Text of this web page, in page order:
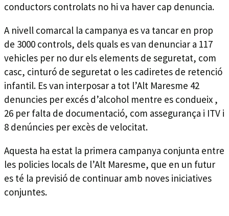
conductors controlats no hi va haver cap denuncia.
A nivell comarcal la campanya es va tancar en prop
de 3000 controls, dels quals es van denunciar a 117
vehicles per no dur els elements de seguretat, com
casc, cinturó de seguretat o les cadiretes de retenció
infantil. Es van interposar a tot l’Alt Maresme 42
denuncies per excés d’alcohol mentre es condueix ,
26 per falta de documentació, com assegurança i ITV i
8 denúncies per excès de velocitat.
Aquesta ha estat la primera campanya conjunta entre
les policies locals de l’Alt Maresme, que en un futur
es té la previsió de continuar amb noves iniciatives
conjuntes.